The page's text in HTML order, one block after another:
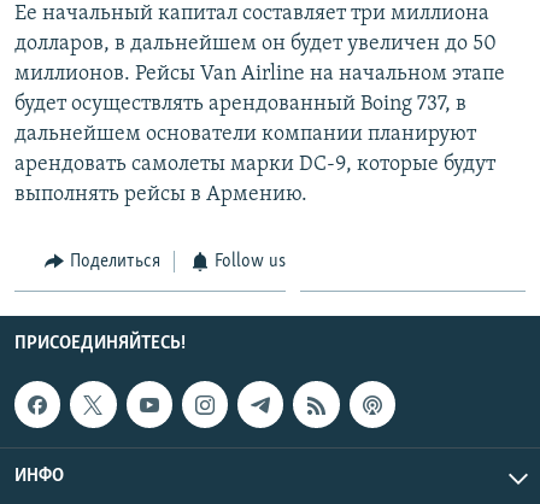
ЧИТАЕМ ПРЕССУ
Все сайты РСЕ/РС
Ее начальный капитал составляет три миллиона
долларов, в дальнейшем он будет увеличен до 50
миллионов. Рейсы Van Airline на начальном этапе
будет осуществлять арендованный Boing 737, в
дальнейшем основатели компании планируют
арендовать самолеты марки DC-9, которые будут
выполнять рейсы в Армению.
Поделиться Follow us
ПРИСОЕДИНЯЙТЕСЬ!
ИНФО